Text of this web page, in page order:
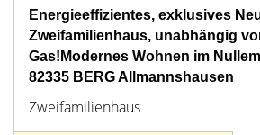
Energieeffizientes, exklusives
Zweifamilienhaus, unabhängig
Gas!Modernes Wohnen im
82335 BERG Allmannshausen
Zweifamilienhaus